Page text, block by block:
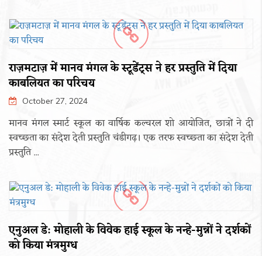
राज़मटाज़ में मानव मंगल के स्टूडेंट्स ने हर प्रस्तुति में दिया
काबलियत का परिचय
October 27, 2024
मानव मंगल स्मार्ट स्कूल का वार्षिक कल्चरल शो आयोजित, छात्रों ने दी
स्वच्छता का संदेश देती प्रस्तुति चंडीगढ़। एक तरफ स्वच्छता का संदेश देती
प्रस्तुति ...
एनुअल डे: मोहाली के विवेक हाई स्कूल के नन्हे-मुन्नों ने दर्शकों
को किया मंत्रमुग्ध